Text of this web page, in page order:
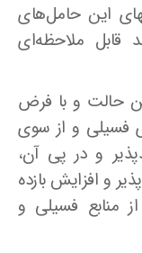
این حامل‌های
قابل ملاحظه‌ای
حالت و با فرض
فسیلی و از سوی
و در پی آن،
و افزایش بازده
منابع فسیلی و